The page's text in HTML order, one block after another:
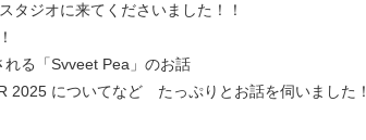
タジオに来てくださいました！！
る「Svveet Pea」のお話
についてなど たっぷりとお話を伺いました！